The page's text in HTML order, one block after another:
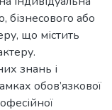
бізнесового або
що містить
знань і
обов’язкової